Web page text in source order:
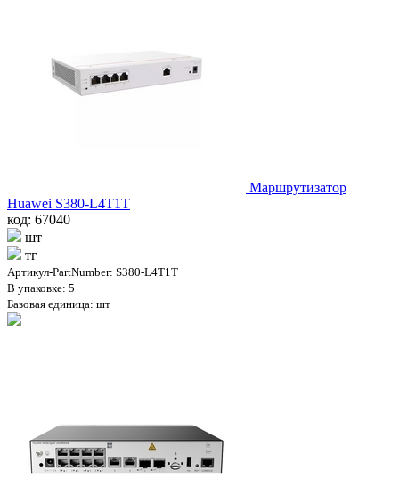
Маршрутизатор
Huawei S380-L4T1T
код: 67040
шт
тг
Артикул-PartNumber: S380-L4T1T
В упаковке: 5
Базовая единица: шт